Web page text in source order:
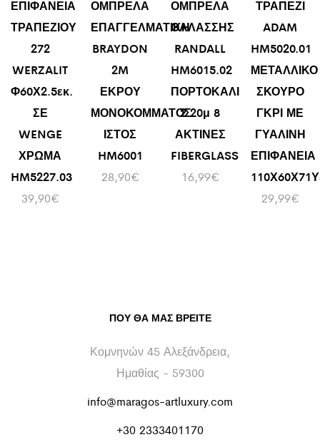
ΕΠΙΦΑΝΕΙΑ
ΤΡΑΠΕΖΙΟΥ
272
WERZALIT
Φ60Χ2.5εκ.
ΣΕ
WENGE
ΧΡΩΜΑ
HM5227.03
39,90€
ΟΜΠΡΕΛΑ
ΕΠΑΓΓΕΛΜΑΤΙΚΗ
BRAYDON
2M
ΕΚΡΟΥ
ΜΟΝΟΚΟΜΜΑΤΟΣ
ΙΣΤΟΣ
HM6001
28,90€
ΟΜΠΡΕΛΑ
ΘΑΛΑΣΣΗΣ
RANDALL
HM6015.02
ΠΟΡΤΟΚΑΛΙ
2.20μ 8
ΑΚΤΙΝΕΣ
FIBERGLASS
16,99€
ΤΡΑΠΕΖΙ
ADAM
HM5020.01
ΜΕΤΑΛΛΙΚΟ
ΣΚΟΥΡΟ
ΓΚΡΙ ΜΕ
ΓΥΑΛΙΝΗ
ΕΠΙΦΑΝΕΙΑ
29,99€
ΠΟΥ ΘΑ ΜΑΣ ΒΡΕΊΤΕ
Κομνηνών 45 Αλεξάνδρεια,
Ημαθίας - 59300
info@maragos-artluxury.com
+30 2333401170